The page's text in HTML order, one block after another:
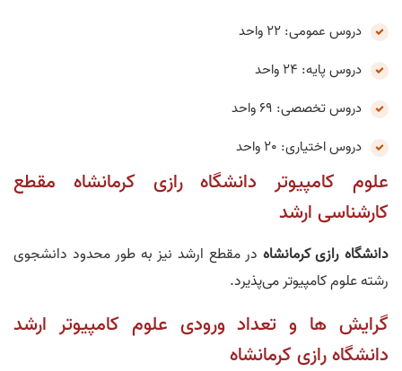
دروس عمومی: 22 واحد
دروس پایه: 24 واحد
دروس تخصصی: 69 واحد
دروس اختیاری: 20 واحد
علوم کامپیوتر دانشگاه رازی کرمانشاه مقطع
کارشناسی ارشد
دانشگاه رازی کرمانشاه در مقطع ارشد نیز به طور محدود دانشجوی
رشته علوم کامپیوتر می‌پذیرد.
گرایش ها و تعداد ورودی علوم کامپیوتر ارشد
دانشگاه رازی کرمانشاه